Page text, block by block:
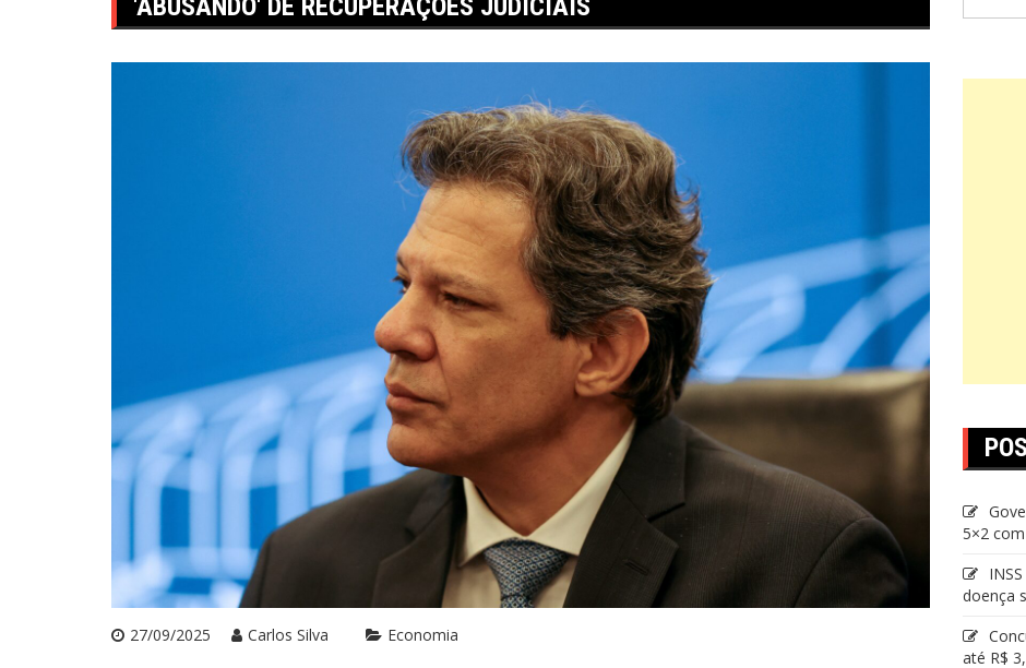
'ABUSANDO' DE RECUPERAÇÕES JUDICIAIS
27/09/2025 Carlos Silva Economia
5×2
doença
até R$